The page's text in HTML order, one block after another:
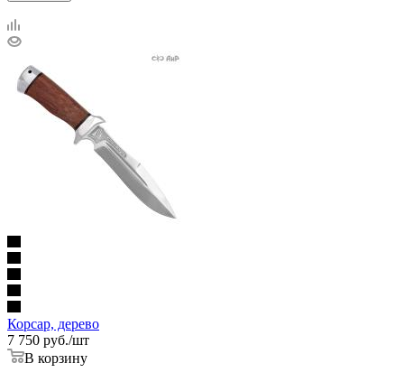
Корсар, дерево
7 750 руб./шт
В корзину